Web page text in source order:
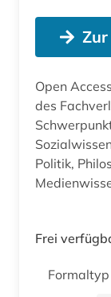
Open
des
Politik,
Frei
Formaltyp